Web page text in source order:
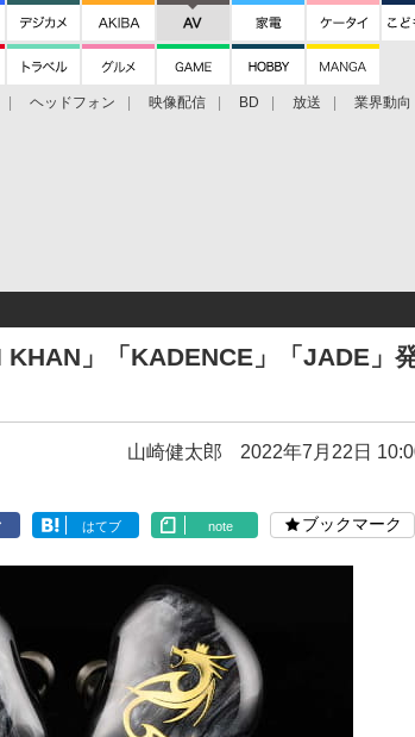
ヘッドフォン 映像配信 BD 放送 業界動向
」「KADENCE」「JADE」
山崎健太郎 2022年7月22日
はてブ note ブックマーク